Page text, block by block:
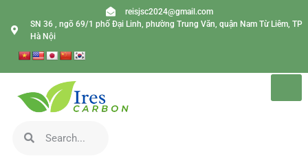
reisjsc2024@gmail.com
SN 36 , ngõ 69/1 phố Đại Linh, phường Trung Văn, quận Nam Từ Liêm, TP
Hà Nội